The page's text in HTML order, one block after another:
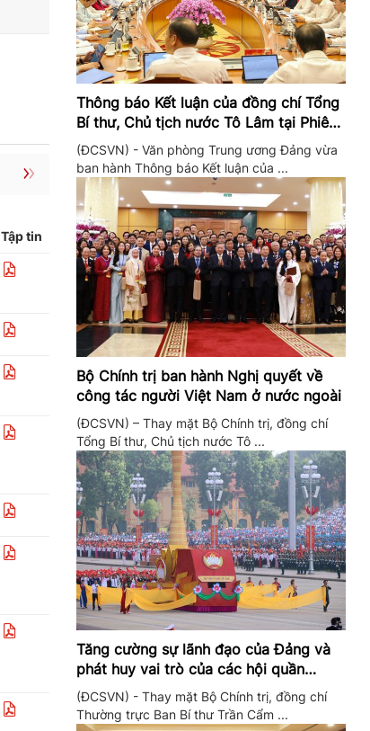
Tập tin
Thông báo Kết luận của đồng chí Tổng
Bí thư, Chủ tịch nước Tô Lâm tại Phiên
họp Ban Chỉ đạo Trung ương thực hiện
Nghị quyết 57
(ĐCSVN) - Văn phòng Trung ương Đảng vừa
ban hành Thông báo Kết luận của ...
Bộ Chính trị ban hành Nghị quyết về
công tác người Việt Nam ở nước ngoài
(ĐCSVN) – Thay mặt Bộ Chính trị, đồng chí
Tổng Bí thư, Chủ tịch nước Tô ...
Tăng cường sự lãnh đạo của Đảng và
phát huy vai trò của các hội quần
chúng trong giai đoạn phát triển mới
(ĐCSVN) - Thay mặt Bộ Chính trị, đồng chí
Thường trực Ban Bí thư Trần Cẩm ...